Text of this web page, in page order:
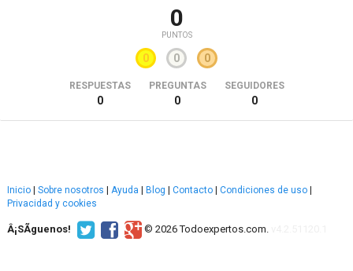
0
PUNTOS
0 0 0
RESPUESTAS
0
PREGUNTAS
0
SEGUIDORES
0
Inicio Sobre nosotros Ayuda Blog Contacto Condiciones de uso
Privacidad y cookies
Â¡SÃ­guenos! © 2026 Todoexpertos.com.